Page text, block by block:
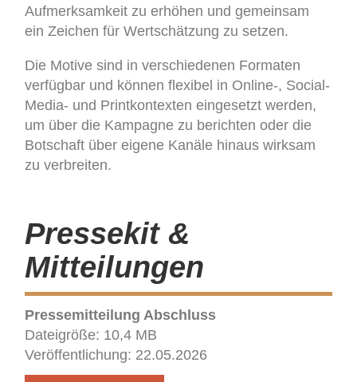
Aufmerksamkeit zu erhöhen und gemeinsam
ein Zeichen für Wertschätzung zu setzen.
Die Motive sind in verschiedenen Formaten
verfügbar und können flexibel in Online-, Social-
Media- und Printkontexten eingesetzt werden,
um über die Kampagne zu berichten oder die
Botschaft über eigene Kanäle hinaus wirksam
zu verbreiten.
Pressekit &
Mitteilungen
Pressemitteilung Abschluss
Dateigröße: 10,4 MB
Veröffentlichung: 22.05.2026